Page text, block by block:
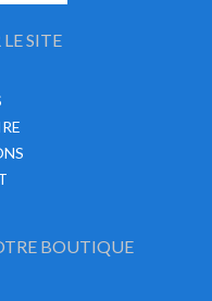
SITE
BOUTIQUE